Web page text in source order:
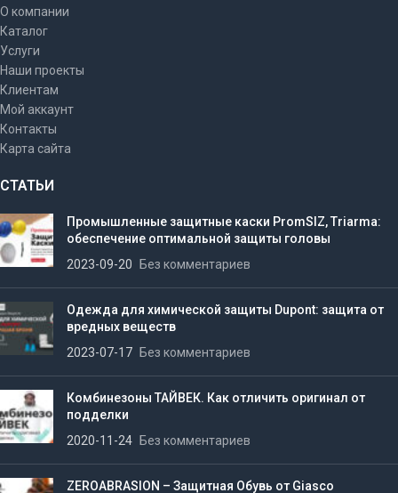
О компании
Каталог
Услуги
Наши проекты
Клиентам
Мой аккаунт
Контакты
Карта сайта
СТАТЬИ
Промышленные защитные каски PromSIZ, Triarma:
обеспечение оптимальной защиты головы
2023-09-20
Без комментариев
Одежда для химической защиты Dupont: защита от
вредных веществ
2023-07-17
Без комментариев
Комбинезоны ТАЙВЕК. Как отличить оригинал от
подделки
2020-11-24
Без комментариев
ZEROABRASION – Защитная Обувь от Giasco